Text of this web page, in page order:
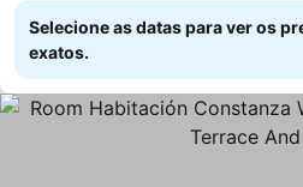
Selecione as datas para ver os
exatos.